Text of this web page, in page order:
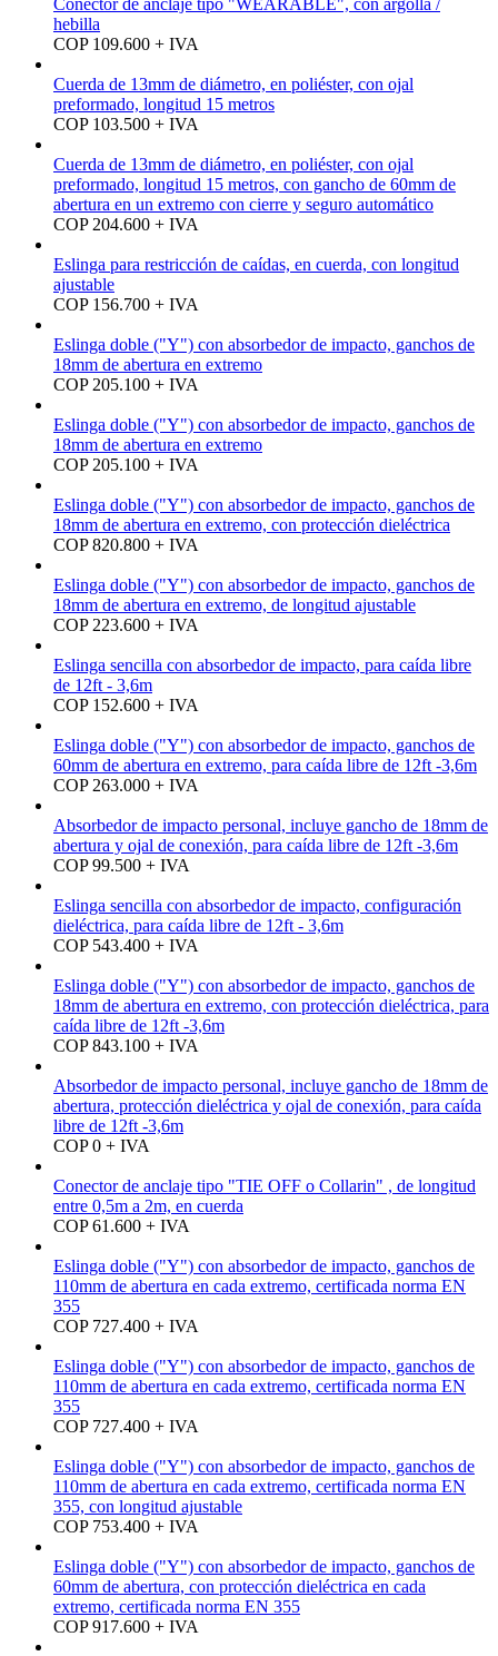
Conector de anclaje tipo "WEARABLE", con argolla /
hebilla
COP 109.600 + IVA
Cuerda de 13mm de diámetro, en poliéster, con ojal
preformado, longitud 15 metros
COP 103.500 + IVA
Cuerda de 13mm de diámetro, en poliéster, con ojal
preformado, longitud 15 metros, con gancho de 60mm de
abertura en un extremo con cierre y seguro automático
COP 204.600 + IVA
Eslinga para restricción de caídas, en cuerda, con longitud
ajustable
COP 156.700 + IVA
Eslinga doble ("Y") con absorbedor de impacto, ganchos de
18mm de abertura en extremo
COP 205.100 + IVA
Eslinga doble ("Y") con absorbedor de impacto, ganchos de
18mm de abertura en extremo
COP 205.100 + IVA
Eslinga doble ("Y") con absorbedor de impacto, ganchos de
18mm de abertura en extremo, con protección dieléctrica
COP 820.800 + IVA
Eslinga doble ("Y") con absorbedor de impacto, ganchos de
18mm de abertura en extremo, de longitud ajustable
COP 223.600 + IVA
Eslinga sencilla con absorbedor de impacto, para caída libre
de 12ft - 3,6m
COP 152.600 + IVA
Eslinga doble ("Y") con absorbedor de impacto, ganchos de
60mm de abertura en extremo, para caída libre de 12ft -3,6m
COP 263.000 + IVA
Absorbedor de impacto personal, incluye gancho de 18mm de
abertura y ojal de conexión, para caída libre de 12ft -3,6m
COP 99.500 + IVA
Eslinga sencilla con absorbedor de impacto, configuración
dieléctrica, para caída libre de 12ft - 3,6m
COP 543.400 + IVA
Eslinga doble ("Y") con absorbedor de impacto, ganchos de
18mm de abertura en extremo, con protección dieléctrica, para
caída libre de 12ft -3,6m
COP 843.100 + IVA
Absorbedor de impacto personal, incluye gancho de 18mm de
abertura, protección dieléctrica y ojal de conexión, para caída
libre de 12ft -3,6m
COP 0 + IVA
Conector de anclaje tipo "TIE OFF o Collarin" , de longitud
entre 0,5m a 2m, en cuerda
COP 61.600 + IVA
Eslinga doble ("Y") con absorbedor de impacto, ganchos de
110mm de abertura en cada extremo, certificada norma EN
355
COP 727.400 + IVA
Eslinga doble ("Y") con absorbedor de impacto, ganchos de
110mm de abertura en cada extremo, certificada norma EN
355
COP 727.400 + IVA
Eslinga doble ("Y") con absorbedor de impacto, ganchos de
110mm de abertura en cada extremo, certificada norma EN
355, con longitud ajustable
COP 753.400 + IVA
Eslinga doble ("Y") con absorbedor de impacto, ganchos de
60mm de abertura, con protección dieléctrica en cada
extremo, certificada norma EN 355
COP 917.600 + IVA